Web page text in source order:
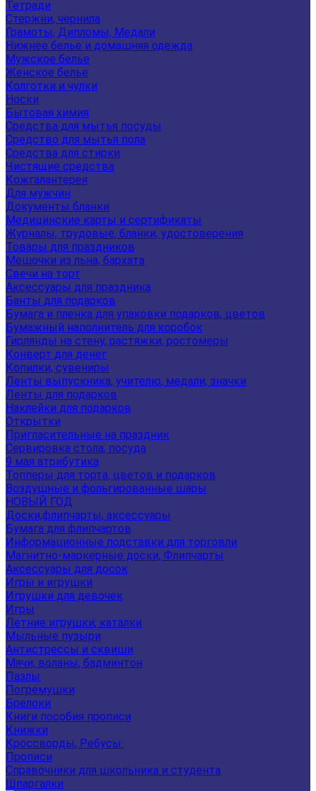
Тетради
Стержни, чернила
Грамоты, Дипломы, Медали
Нижнее белье и домашняя одежда
Мужское белье
Женское белье
Колготки и чулки
Носки
Бытовая химия
Средства для мытья посуды
Средство для мытья пола
Средства для стирки
Чистящие средства
Кожгалантерея
Для мужчин
Документы бланки
Медицинские карты и сертификаты
Журналы, трудовые, бланки, удостоверения
Товары для праздников
Мешочки из льна, бархата
Свечи на торт
Аксессуары для праздника
Банты для подарков
Бумага и пленка для упаковки подарков, цветов
Бумажный наполнитель для коробок
Гирлянды на стену, растяжки, ростомеры
Конверт для денег
Копилки, сувениры
Ленты выпускника, учителю, медали, значки
Ленты для подарков
Наклейки для подарков
Открытки
Пригласительные на праздник
Сервировка стола, посуда
9 мая атрибутика
Топперы для торта, цветов и подарков
Воздушные и фольгированные шары
НОВЫЙ ГОД
Доски,флипчарты, аксессуары
Бумага для флипчартов
Информационные подставки для торговли
Магнитно-маркерные доски, Флипчарты
Аксессуары для досок
Игры и игрушки
Игрушки для девочек
Игры
Летние игрушки, каталки
Мыльные пузыри
Антистрессы и сквиши
Мячи, воланы, бадминтон
Пазлы
Погремушки
Брелоки
Книги пособия прописи
Книжки
Кроссворды, Ребусы.
Прописи
Справочники для школьника и студента
Шпаргалки